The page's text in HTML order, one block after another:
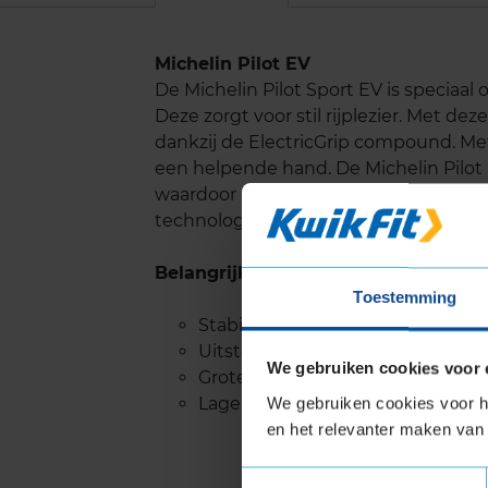
Toestemming
We gebruiken cookies voor
We gebruiken cookies voor
en het relevanter maken
Michelin Pilot EV
De Michelin Pilot Sport EV is
Deze zorgt voor stil rijplezier. Met
dankzij de ElectricGrip compound.
een helpende hand. De Michelin
waardoor het loopvlakprofiel langer
technologie die er voor zorgt dat
Belangrijke eigenschappen
Stabiele wegligging zelfs met
Uitstekende grip op nat wegdek
Grotere actieradius
Lager geluidsniveau voor stille